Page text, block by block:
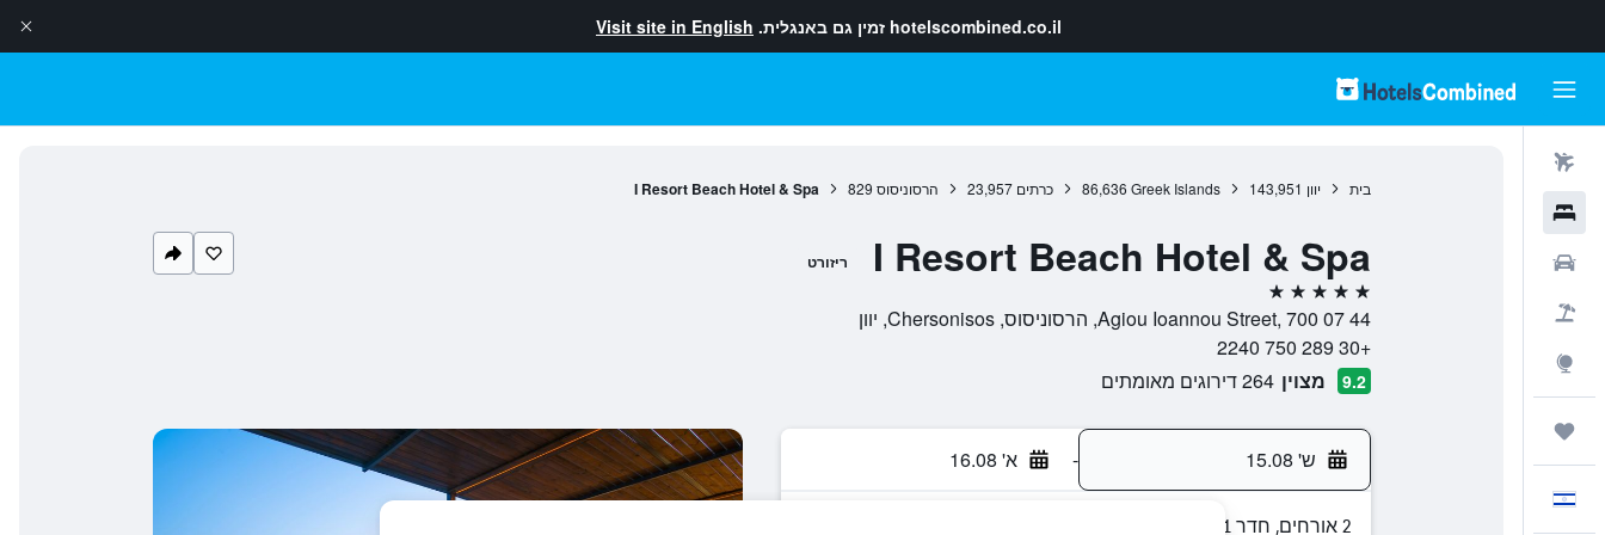
hotelscombined.co.il זמין גם באנגלית. Visit site in English
בית יוון 143,951
Greek Islands
86,636 כרתים 23,957 הרסוניסוס 829
I Resort Beach Hotel & Spa
I Resort Beach Hotel & Spa ריזורט
5 כוכבים
44 Agiou Ioannou Street, 700 07, הרסוניסוס, Chersonisos, יוון
+30 289 750 2240
9.2 מצוין 264 דירוגים מאומתים
ש' 15.08 - א' 16.08
2 אורחים, חדר 1